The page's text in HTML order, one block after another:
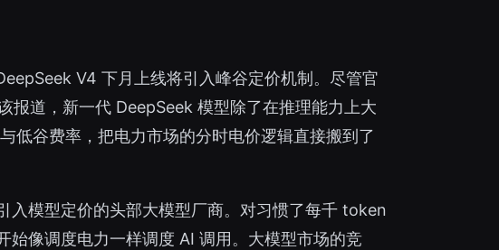
V4 下月上线将引入峰谷定价机制。尽管官
报道，新一代 DeepSeek 模型除了在推理能力上大
谷费率，把电力市场的分时电价逻辑直接搬到了
入模型定价的头部大模型厂商。对习惯了每千 token
始像调度电力一样调度 AI 调用。大模型市场的竞